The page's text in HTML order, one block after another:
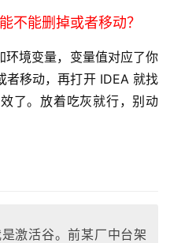
不能删掉或者移动？
环境变量，变量值对应了你
者移动，再打开 IDEA 就找
了。放着吃灰就行，别动
激活谷。前某厂中台架